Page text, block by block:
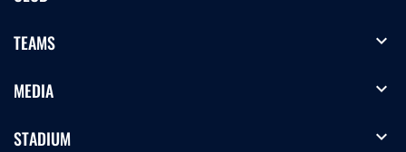
TEAMS expand_more
MEDIA expand_more
STADIUM expand_more